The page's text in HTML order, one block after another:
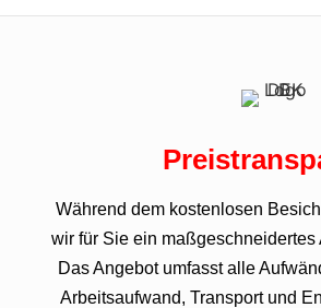
Während dem kostenlosen
wir für Sie ein maßgeschneidertes
Das Angebot umfasst alle
Arbeitsaufwand, Transport und